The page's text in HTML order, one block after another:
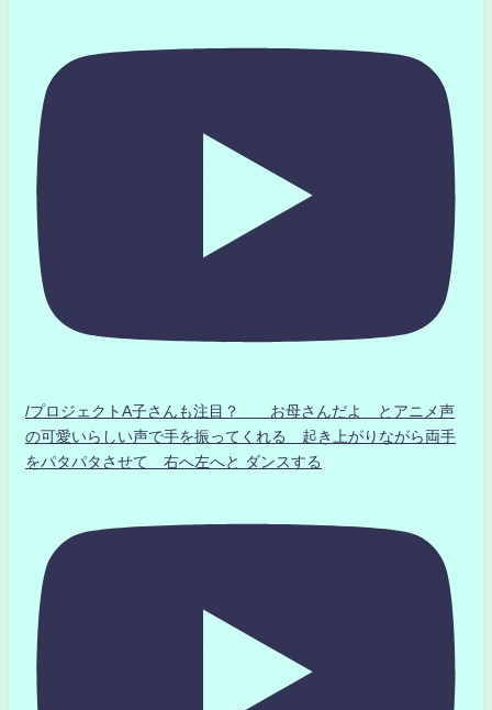
/プロジェクトA子さんも注目？ お母さんだよ とアニメ声
の可愛いらしい声で手を振ってくれる 起き上がりながら両手
をパタパタさせて 右へ左へと ダンスする